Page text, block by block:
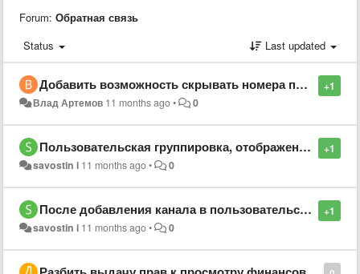
Forum: Обратная связь
Status
Last updated
+1
Добавить возможность скрывать номера при открытии публичного доступа к отчету
Влад Артемов 11 months ago• 0
+1
Пользовательская группировка, отображение повторяющегося значения
savostin i 11 months ago• 0
+1
После добавления канала в пользовательскую группировку идет отображение маркера
savostin i 11 months ago• 0